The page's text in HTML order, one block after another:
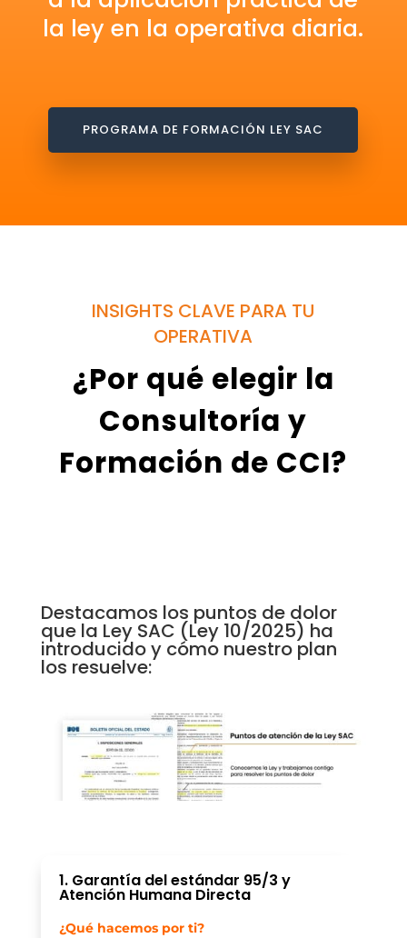
la ley en la operativa diaria.
PROGRAMA DE FORMACIÓN LEY SAC
INSIGHTS CLAVE PARA TU
OPERATIVA
¿Por qué elegir la
Consultoría y
Formación de CCI?
Destacamos los puntos de dolor
que la Ley SAC (Ley 10/2025) ha
introducido y cómo nuestro plan
los resuelve:
1. Garantía del estándar 95/3 y
Atención Humana Directa
¿Qué hacemos por ti?